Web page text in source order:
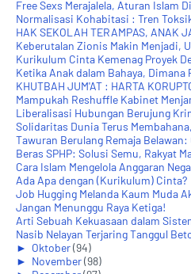
Free Sexs Merajalela, Aturan Islam
Normalisasi Kohabitasi : Tren
HAK SEKOLAH TERAMPAS, ANAK
Keberutalan Zionis Makin Menjadi,
Kurikulum Cinta Kemenag Proyek
Ketika Anak dalam Bahaya, Dimana
KHUTBAH JUM'AT : HARTA
Mampukah Reshuffle Kabinet
Liberalisasi Hubungan Berujung
Solidaritas Dunia Terus
Tawuran Berulang Remaja Belawan:
Beras SPHP: Solusi Semu, Rakyat
Cara Islam Mengelola Anggaran
Ada Apa dengan (Kurikulum) Cinta?
Job Hugging Melanda Kaum Muda
Jangan Menunggu Raya Ketiga!
Arti Sebuah Kekuasaan dalam
Nasib Nelayan Terjaring Tanggul
► Oktober(94)
► November(98)